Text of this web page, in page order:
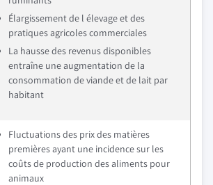
Élargissement de l élevage et des
pratiques agricoles commerciales
La hausse des revenus disponibles
entraîne une augmentation de la
consommation de viande et de lait par
habitant
Fluctuations des prix des matières
premières ayant une incidence sur les
coûts de production des aliments pour
animaux